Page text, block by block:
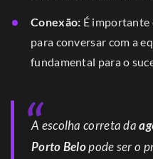
Conexão: É importante
para conversar com a
fundamental para o
A escolha correta da
Porto Belopode ser o